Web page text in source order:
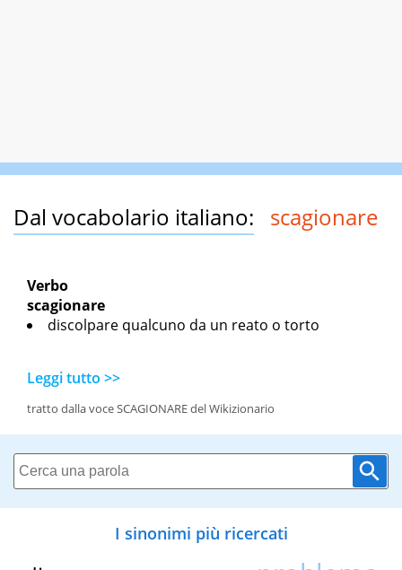
Dal vocabolario italiano: scagionare
Verbo
scagionare
discolpare qualcuno da un reato o torto
Leggi tutto >>
tratto dalla voce SCAGIONARE del Wikizionario
I sinonimi più ricercati